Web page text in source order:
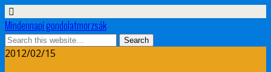
Mindennapi gondolatmorzsák
2012/02/15